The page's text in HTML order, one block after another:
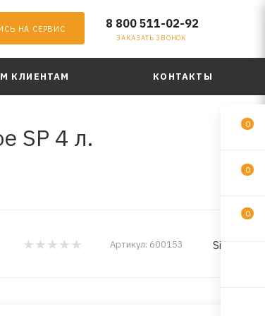
НА СЕРВИС 8 800 511-02-92
ЗАКАЗАТЬ ЗВОНОК
КЛИЕНТАМ КОНТАКТЫ
SP 4 л.
Артикул: 600153 Sintec
0
0
0